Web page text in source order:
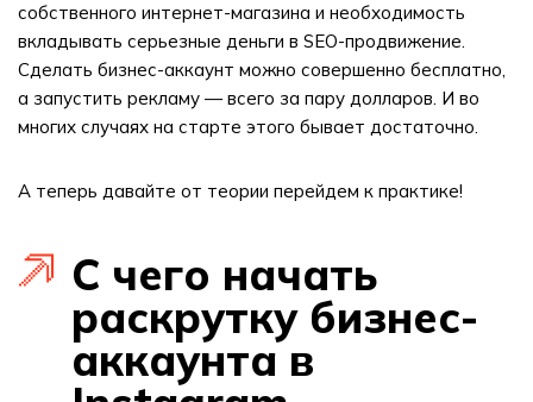
собственного интернет-магазина и необходимость
вкладывать серьезные деньги в SEO-продвижение.
Сделать бизнес-аккаунт можно совершенно бесплатно,
а запустить рекламу — всего за пару долларов. И во
многих случаях на старте этого бывает достаточно.
А теперь давайте от теории перейдем к практике!
С чего начать
раскрутку бизнес-
аккаунта в